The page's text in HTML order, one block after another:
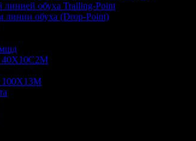
обуха Trailing-Point
обуха (Drop-Point)
40Х10С2М
100Х13М